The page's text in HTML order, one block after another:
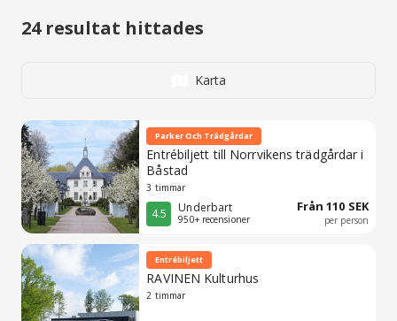
24 resultat hittades
Karta
Parker Och Trädgårdar
Entrébiljett till Norrvikens trädgårdar i
Båstad
3 timmar
4.5 Underbart
950+ recensioner
Från 110 SEK
per person
Entrébiljett
RAVINEN Kulturhus
2 timmar